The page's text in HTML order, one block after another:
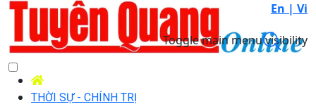
En | Vi
Toggle main menu visibility
THỜI SỰ - CHÍNH TRỊ